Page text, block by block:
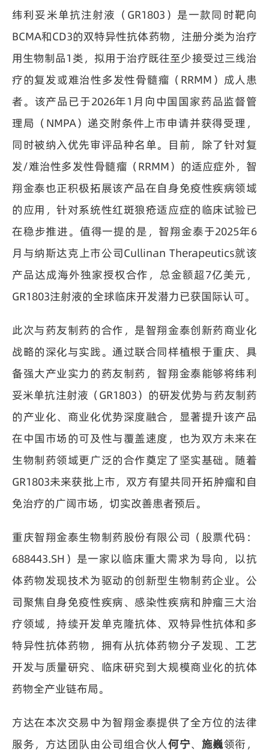
纬利妥米单抗注射液（GR1803）是一款同时靶向
BCMA和CD3的双特异性抗体药物，注册分类为治疗
用生物制品1类，拟用于治疗既往至少接受过三线治
疗的复发或难治性多发性骨髓瘤（RRMM）成人患
者。该产品已于2026年1月向中国国家药品监督管
理局（NMPA）递交附条件上市申请并获得受理，
同时被纳入优先审评品种名单。目前，除了针对复
发/难治性多发性骨髓瘤（RRMM）的适应症外，智
翔金泰也正积极拓展该产品在自身免疫性疾病领域
的应用，针对系统性红斑狼疮适应症的临床试验已
在稳步推进。值得一提的是，智翔金泰于2025年6
月与纳斯达克上市公司Cullinan Therapeutics就该
产品达成海外独家授权合作，总金额超7亿美元，
GR1803注射液的全球临床开发潜力已获国际认可。
此次与药友制药的合作，是智翔金泰创新药商业化
战略的深化与实践。通过联合同样植根于重庆、具
备强大产业实力的药友制药，智翔金泰能够将纬利
妥米单抗注射液（GR1803）的研发优势与药友制药
的产业化、商业化优势深度融合，显著提升该产品
在中国市场的可及性与覆盖速度，也为双方未来在
生物制药领域更广泛的合作奠定了坚实基础。随着
GR1803未来获批上市，双方有望共同开拓肿瘤和自
免治疗的广阔市场，切实改善患者预后。
重庆智翔金泰生物制药股份有限公司（股票代码：
688443.SH）是一家以临床重大需求为导向，以抗
体药物发现技术为驱动的创新型生物制药企业。公
司聚焦自身免疫性疾病、感染性疾病和肿瘤三大治
疗领域，持续开发单克隆抗体、双特异性抗体和多
特异性抗体药物，拥有从抗体药物分子发现、工艺
开发与质量研究、临床研究到大规模商业化的抗体
药物全产业链布局。
方达在本次交易中为智翔金泰提供了全方位的法律
服务，方达团队由公司组合伙人何宁、 施巍领衔，